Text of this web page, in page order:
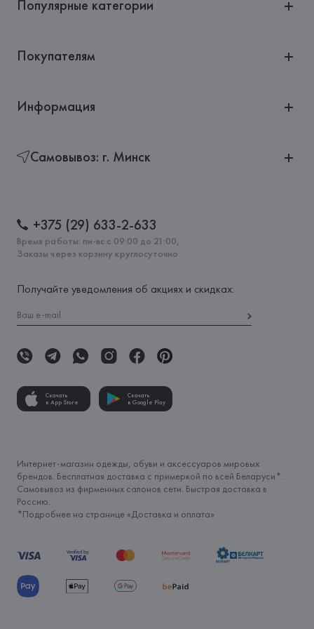
Популярные категории
Покупателям
Информация
Самовывоз: г. Минск
+375 (29) 633-2-633
Время работы: пн-вс с 09:00 до 21:00,
Заказы через корзину круглосуточно
Получайте уведомления об акциях и скидках:
Скачать
в App Store
Скачать
в Google Play
Интернет-магазин одежды, обуви и аксессуаров мировых
брендов. Бесплатная доставка с примеркой по всей Беларуси*.
Самовывоз из фирменных салонов сети. Быстрая доставка в
Россию.
*Подробнее на странице «Доставка и оплата»